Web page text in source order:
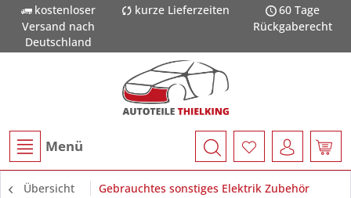
kostenloser
Versand nach
Deutschland
kurze Lieferzeiten
60 Tage
Rückgaberecht
Menü
Übersicht Gebrauchtes sonstiges Elektrik Zubehör